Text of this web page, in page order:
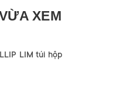
XEM
LIM túi hộp